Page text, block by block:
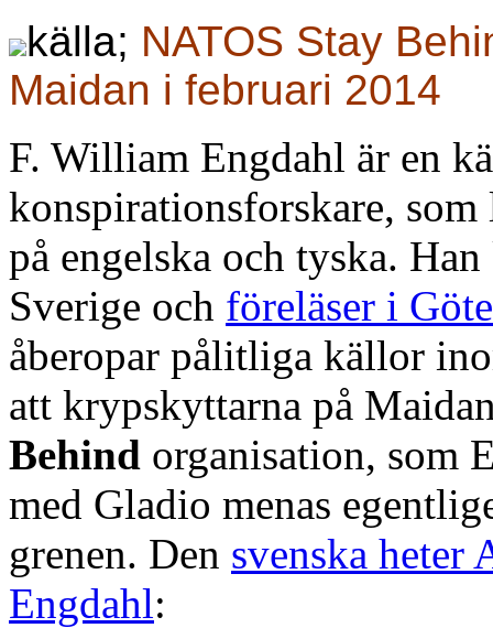
källa; NATOS Stay
Maidan i februari 2014
F. William Engdahl är en
konspirationsforskare,
på engelska och tyska.
Sverige och föreläser i
åberopar pålitliga källor
att krypskyttarna på
Behind organisation, som
med Gladio menas
grenen. Den svenska heter
Engdahl: